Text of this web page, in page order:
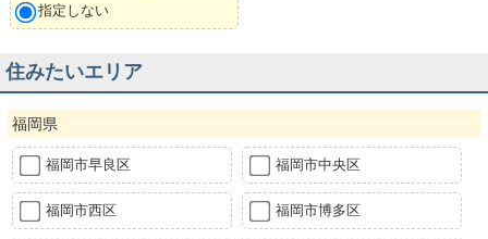
指定しない
住みたいエリア
福岡県
福岡市早良区 福岡市中央区
福岡市西区 福岡市博多区